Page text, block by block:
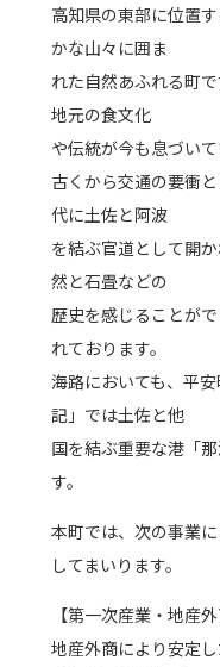
高知県の東部に位置
かな山々に囲ま
れた自然あふれる町
地元の食文化
や伝統が今も息づいて
古くから交通の要衝
代に土佐と阿波
を結ぶ官道として開
然と石畳などの
歴史を感じることが
れております。
海路においても、平
記」では土佐と他
国を結ぶ重要な港「
す。
本町では、次の事業
してまいります。
【第一次産業・地産外
地産外商により安定